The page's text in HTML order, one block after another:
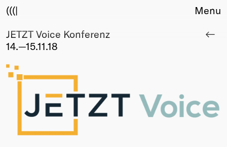
(((|
About
Club
Sponsors
Fair Work
Events
Upcoming
Menu
JETZT Voice Konferenz
14.—15.11.18